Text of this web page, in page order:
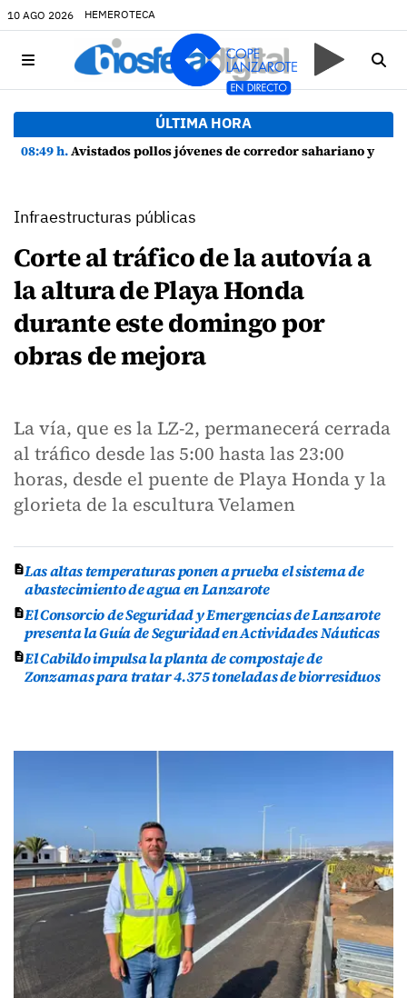
10 AGO 2026 HEMEROTECA
ÚLTIMA HORA
08:49 h.Avistados pollos jóvenes de corredor sahariano y episodios de cortejo de hubara cerca del rally de Lanzarote
Infraestructuras públicas
Corte al tráfico de la autovía a
la altura de Playa Honda
durante este domingo por
obras de mejora
La vía, que es la LZ-2, permanecerá cerrada
al tráfico desde las 5:00 hasta las 23:00
horas, desde el puente de Playa Honda y la
glorieta de la escultura Velamen
Las altas temperaturas ponen a prueba el sistema de
abastecimiento de agua en Lanzarote
El Consorcio de Seguridad y Emergencias de Lanzarote
presenta la Guía de Seguridad en Actividades Náuticas
El Cabildo impulsa la planta de compostaje de
Zonzamas para tratar 4.375 toneladas de biorresiduos